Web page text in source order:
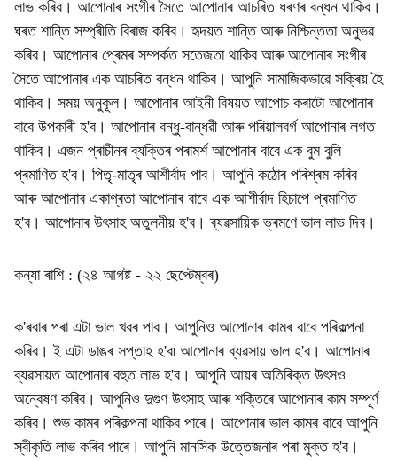
লাভ কৰিব। আপোনাৰ সংগীৰ সৈতে আপোনাৰ আচৰিত ধৰণৰ বন্ধন থাকিব।
ঘৰত শান্তি সম্প্ৰীতি বিৰাজ কৰিব। হৃদয়ত শান্তি আৰু নিশ্চিন্ততা অনুভৱ
কৰিব। আপোনাৰ প্ৰেমৰ সম্পৰ্কত সতেজতা থাকিব আৰু আপোনাৰ সংগীৰ
সৈতে আপোনাৰ এক আচৰিত বন্ধন থাকিব। আপুনি সামাজিকভাৱে সক্ৰিয় হৈ
থাকিব। সময় অনুকূল। আপোনাৰ আইনী বিষয়ত আপোচ কৰাটো আপোনাৰ
বাবে উপকাৰী হ'ব। আপোনাৰ বন্ধু-বান্ধৱী আৰু পৰিয়ালবৰ্গ আপোনাৰ লগত
থাকিব। এজন প্ৰাচীনৰ ব্যক্তিৰ পৰামৰ্শ আপোনাৰ বাবে এক বুম বুলি
প্ৰমাণিত হ'ব। পিতৃ-মাতৃৰ আশীৰ্বাদ পাব। আপুনি কঠোৰ পৰিশ্ৰম কৰিব
আৰু আপোনাৰ একাগ্ৰতা আপোনাৰ বাবে এক আশীৰ্বাদ হিচাপে প্ৰমাণিত
হ'ব। আপোনাৰ উৎসাহ অতুলনীয় হ'ব। ব্যৱসায়িক ভ্ৰমণে ভাল লাভ দিব।
কন্যা ৰাশি : (২৪ আগষ্ট - ২২ ছেপ্টেম্বৰ)
ক'ৰবাৰ পৰা এটা ভাল খবৰ পাব। আপুনিও আপোনাৰ কামৰ বাবে পৰিকল্পনা
কৰিব। ই এটা ডাঙৰ সপ্তাহ হ'ব৷ আপোনাৰ ব্যৱসায় ভাল হ'ব। আপোনাৰ
ব্যৱসায়ত আপোনাৰ বহুত লাভ হ'ব। আপুনি আয়ৰ অতিৰিক্ত উৎসও
অন্বেষণ কৰিব। আপুনিও দুগুণ উৎসাহ আৰু শক্তিৰে আপোনাৰ কাম সম্পূৰ্ণ
কৰিব। শুভ কামৰ পৰিকল্পনা থাকিব পাৰে। আপোনাৰ ভাল কামৰ বাবে আপুনি
স্বীকৃতি লাভ কৰিব পাৰে। আপুনি মানসিক উত্তেজনাৰ পৰা মুক্ত হ'ব।